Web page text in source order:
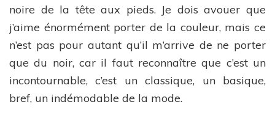
noire de la tête aux pieds. Je dois avouer que
j’aime énormément porter de la couleur, mais ce
n’est pas pour autant qu’il m’arrive de ne porter
que du noir, car il faut reconnaître que c’est un
incontournable, c’est un classique, un basique,
bref, un indémodable de la mode.